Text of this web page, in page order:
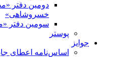
دومین دفتر
خسروشاهی»
سومین دفتر
پوستر
جوایز
اساس‌نامه اعطای